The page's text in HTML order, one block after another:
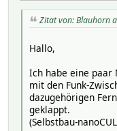
Zitat von: Blauhorn
Hallo,
Ich habe eine paar
mit den Funk-
dazugehörigen
geklappt.
(Selbstbau-